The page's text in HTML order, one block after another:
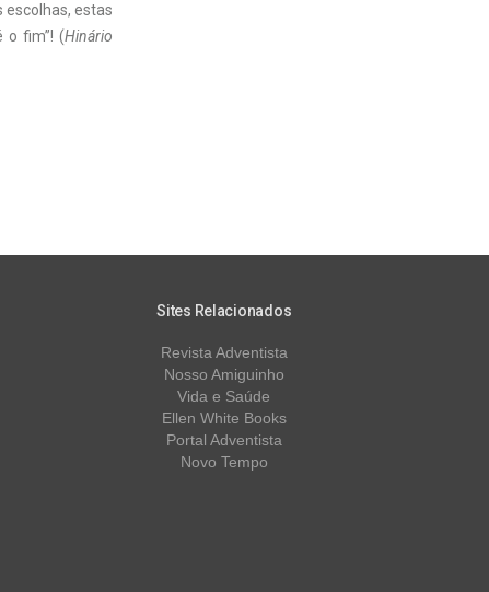
escolhas, estas
o fim”! (Hinário
Sites Relacionados
Revista Adventista
Nosso Amiguinho
Vida e Saúde
Ellen White Books
Portal Adventista
Novo Tempo